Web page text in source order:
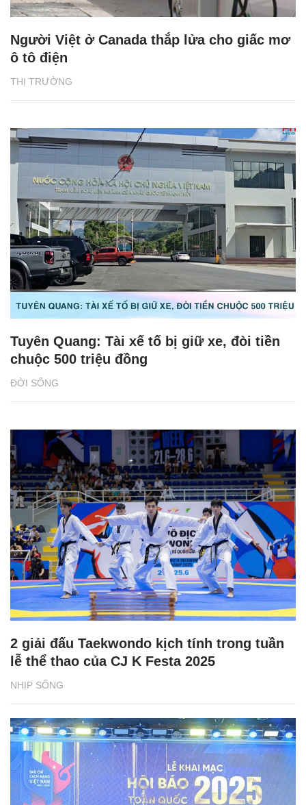
THỊ TRƯỜNG
Người Việt ở Canada thắp lửa cho giấc mơ
ô tô điện
ĐỜI SỐNG
Tuyên Quang: Tài xế tố bị giữ xe, đòi tiền
chuộc 500 triệu đồng
NHỊP SỐNG
2 giải đấu Taekwondo kịch tính trong tuần
lễ thể thao của CJ K Festa 2025